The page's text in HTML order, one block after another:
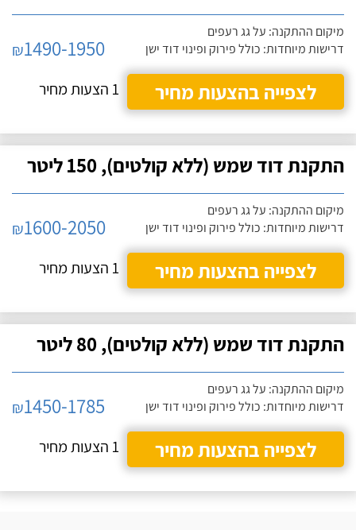
מיקום ההתקנה: על גג רעפים
דרישות מיוחדות: כולל פירוק ופינוי דוד ישן
₪1490-1950
לצפייה בהצעות מחיר
1 הצעות מחיר
התקנת דוד שמש (ללא קולטים), 150 ליטר
מיקום ההתקנה: על גג רעפים
דרישות מיוחדות: כולל פירוק ופינוי דוד ישן
₪1600-2050
לצפייה בהצעות מחיר
1 הצעות מחיר
התקנת דוד שמש (ללא קולטים), 80 ליטר
מיקום ההתקנה: על גג רעפים
דרישות מיוחדות: כולל פירוק ופינוי דוד ישן
₪1450-1785
לצפייה בהצעות מחיר
1 הצעות מחיר